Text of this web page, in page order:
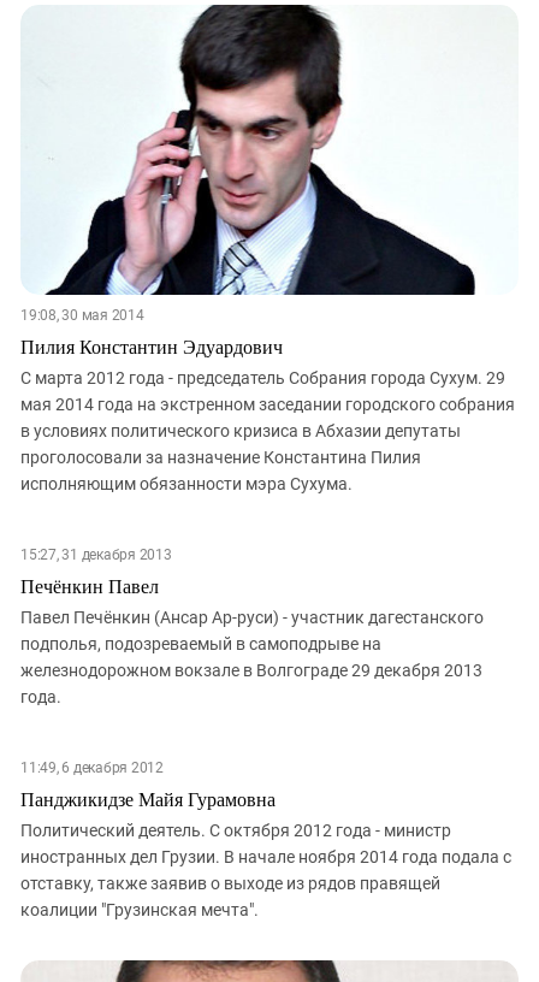
19:08, 30 мая 2014
Пилия Константин Эдуардович
С марта 2012 года - председатель Собрания города Сухум. 29
мая 2014 года на экстренном заседании городского собрания
в условиях политического кризиса в Абхазии депутаты
проголосовали за назначение Константина Пилия
исполняющим обязанности мэра Сухума.
15:27, 31 декабря 2013
Печёнкин Павел
Павел Печёнкин (Ансар Ар-руси) - участник дагестанского
подполья, подозреваемый в самоподрыве на
железнодорожном вокзале в Волгограде 29 декабря 2013
года.
11:49, 6 декабря 2012
Панджикидзе Майя Гурамовна
Политический деятель. С октября 2012 года - министр
иностранных дел Грузии. В начале ноября 2014 года подала с
отставку, также заявив о выходе из рядов правящей
коалиции "Грузинская мечта".